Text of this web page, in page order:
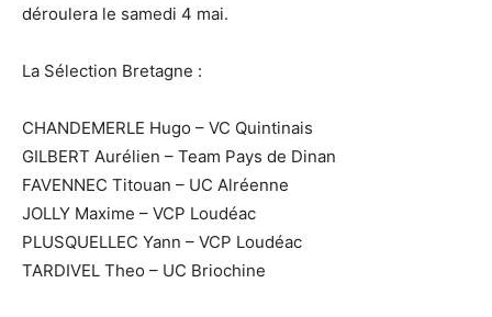
déroulera le samedi 4 mai.
La Sélection Bretagne :
CHANDEMERLE Hugo – VC Quintinais
GILBERT Aurélien – Team Pays de Dinan
FAVENNEC Titouan – UC Alréenne
JOLLY Maxime – VCP Loudéac
PLUSQUELLEC Yann – VCP Loudéac
TARDIVEL Theo – UC Briochine